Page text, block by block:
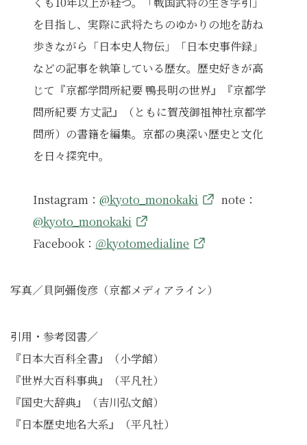
を目指し、実際に武将たちのゆかりの地を訪ね
歩きながら「日本史人物伝」「日本史事件録」
などの記事を執筆している歴女。歴史好きが高
じて『京都学問所紀要 鴨長明の世界』『京都学
問所紀要 方丈記』（ともに賀茂御祖神社京都学
問所）の書籍を編集。京都の奥深い歴史と文化
を日々探究中。
Instagram：@kyoto_monokaki
note：
@kyoto_monokaki
Facebook： ＠kyotomedialine
写真／貝阿彌俊彦（京都メディアライン）
引用・参考図書／
『日本大百科全書』（小学館）
『世界大百科事典』（平凡社）
『国史大辞典』（吉川弘文館）
『日本歴史地名大系』（平凡社）